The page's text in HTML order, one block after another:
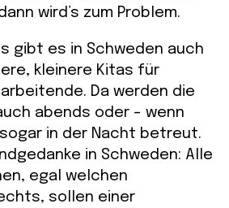
wird’s zum Problem.
gibt es in Schweden auch
kleinere Kitas für
Da werden die
abends oder – wenn
in der Nacht betreut.
in Schweden: Alle
egal welchen
sollen einer